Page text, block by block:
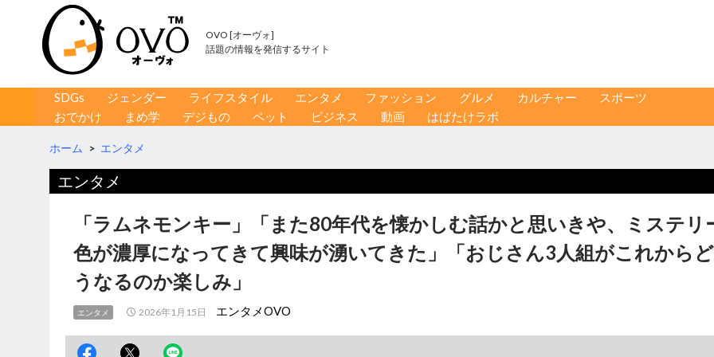
OVO [オーヴォ]
話題の情報を発信するサイト
コンテンツへ移動
SDGs ジェンダー ライフスタイル エンタメ ファッション グルメ カルチャー
スポーツ
おでかけ
まめ学 デジもの ペット ビジネス 動画 はばたけラボ
ホーム > エンタメ
エンタメ
「ラムネモンキー」「また80年代を懐かしむ話かと思いきや、ミステリ
色が濃厚になってきて興味が湧いてきた」「おじさん3人組がこれからど
うなるのか楽しみ」
エンタメ 2026年1月15日 エンタメOVO